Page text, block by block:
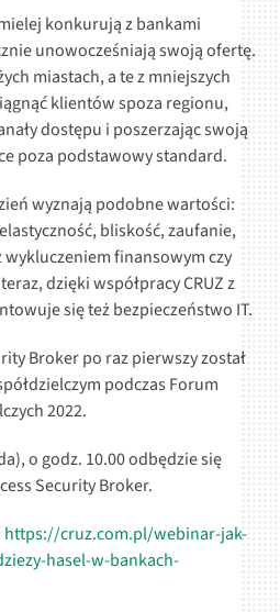
konkurują z bankami
unowocześniają swoją ofertę.
miastach, a te z mniejszych
klientów spoza regionu,
dostępu i poszerzając swoją
poza podstawowy standard.
wyznają podobne wartości:
bliskość, zaufanie,
wykluczeniem finansowym czy
dzięki współpracy CRUZ z
się też bezpieczeństwo IT.
Broker po raz pierwszy został
podczas Forum
2022.
o godz. 10.00 odbędzie się
Security Broker.
https://cruz.com.pl/webinar-jak-
hasel-w-bankach-